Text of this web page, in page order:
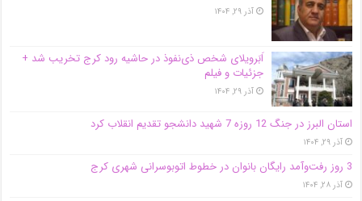
آذر ۲۹, ۱۴۰۴
اَبَر‌ویلای شخص ذی‌نفوذ در حاشیه‌ رود کرج تخریب شد +
جزئیات و فیلم
آذر ۲۹, ۱۴۰۴
استان البرز در جنگ 12 روزه 7 شهید دانشجو تقدیم انقلاب کرد
آذر ۲۹, ۱۴۰۴
3 روز رفت‌وآمد رایگان بانوان در خطوط اتوبوسرانی شهری کرج
آذر ۲۸, ۱۴۰۴